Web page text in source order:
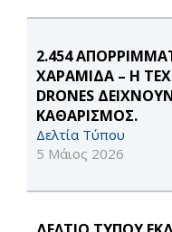
2.454
ΧΑΡΑΜΙΔΑ – Η
DRONES
ΚΑΘΑΡΙΣΜΟΣ.
Δελτία Τύπου
5 Μάιος 2026